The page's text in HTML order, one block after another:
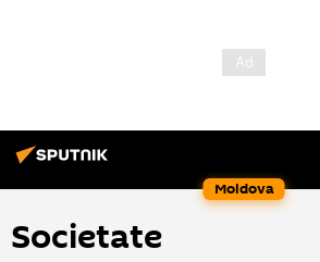
Moldova
Societate